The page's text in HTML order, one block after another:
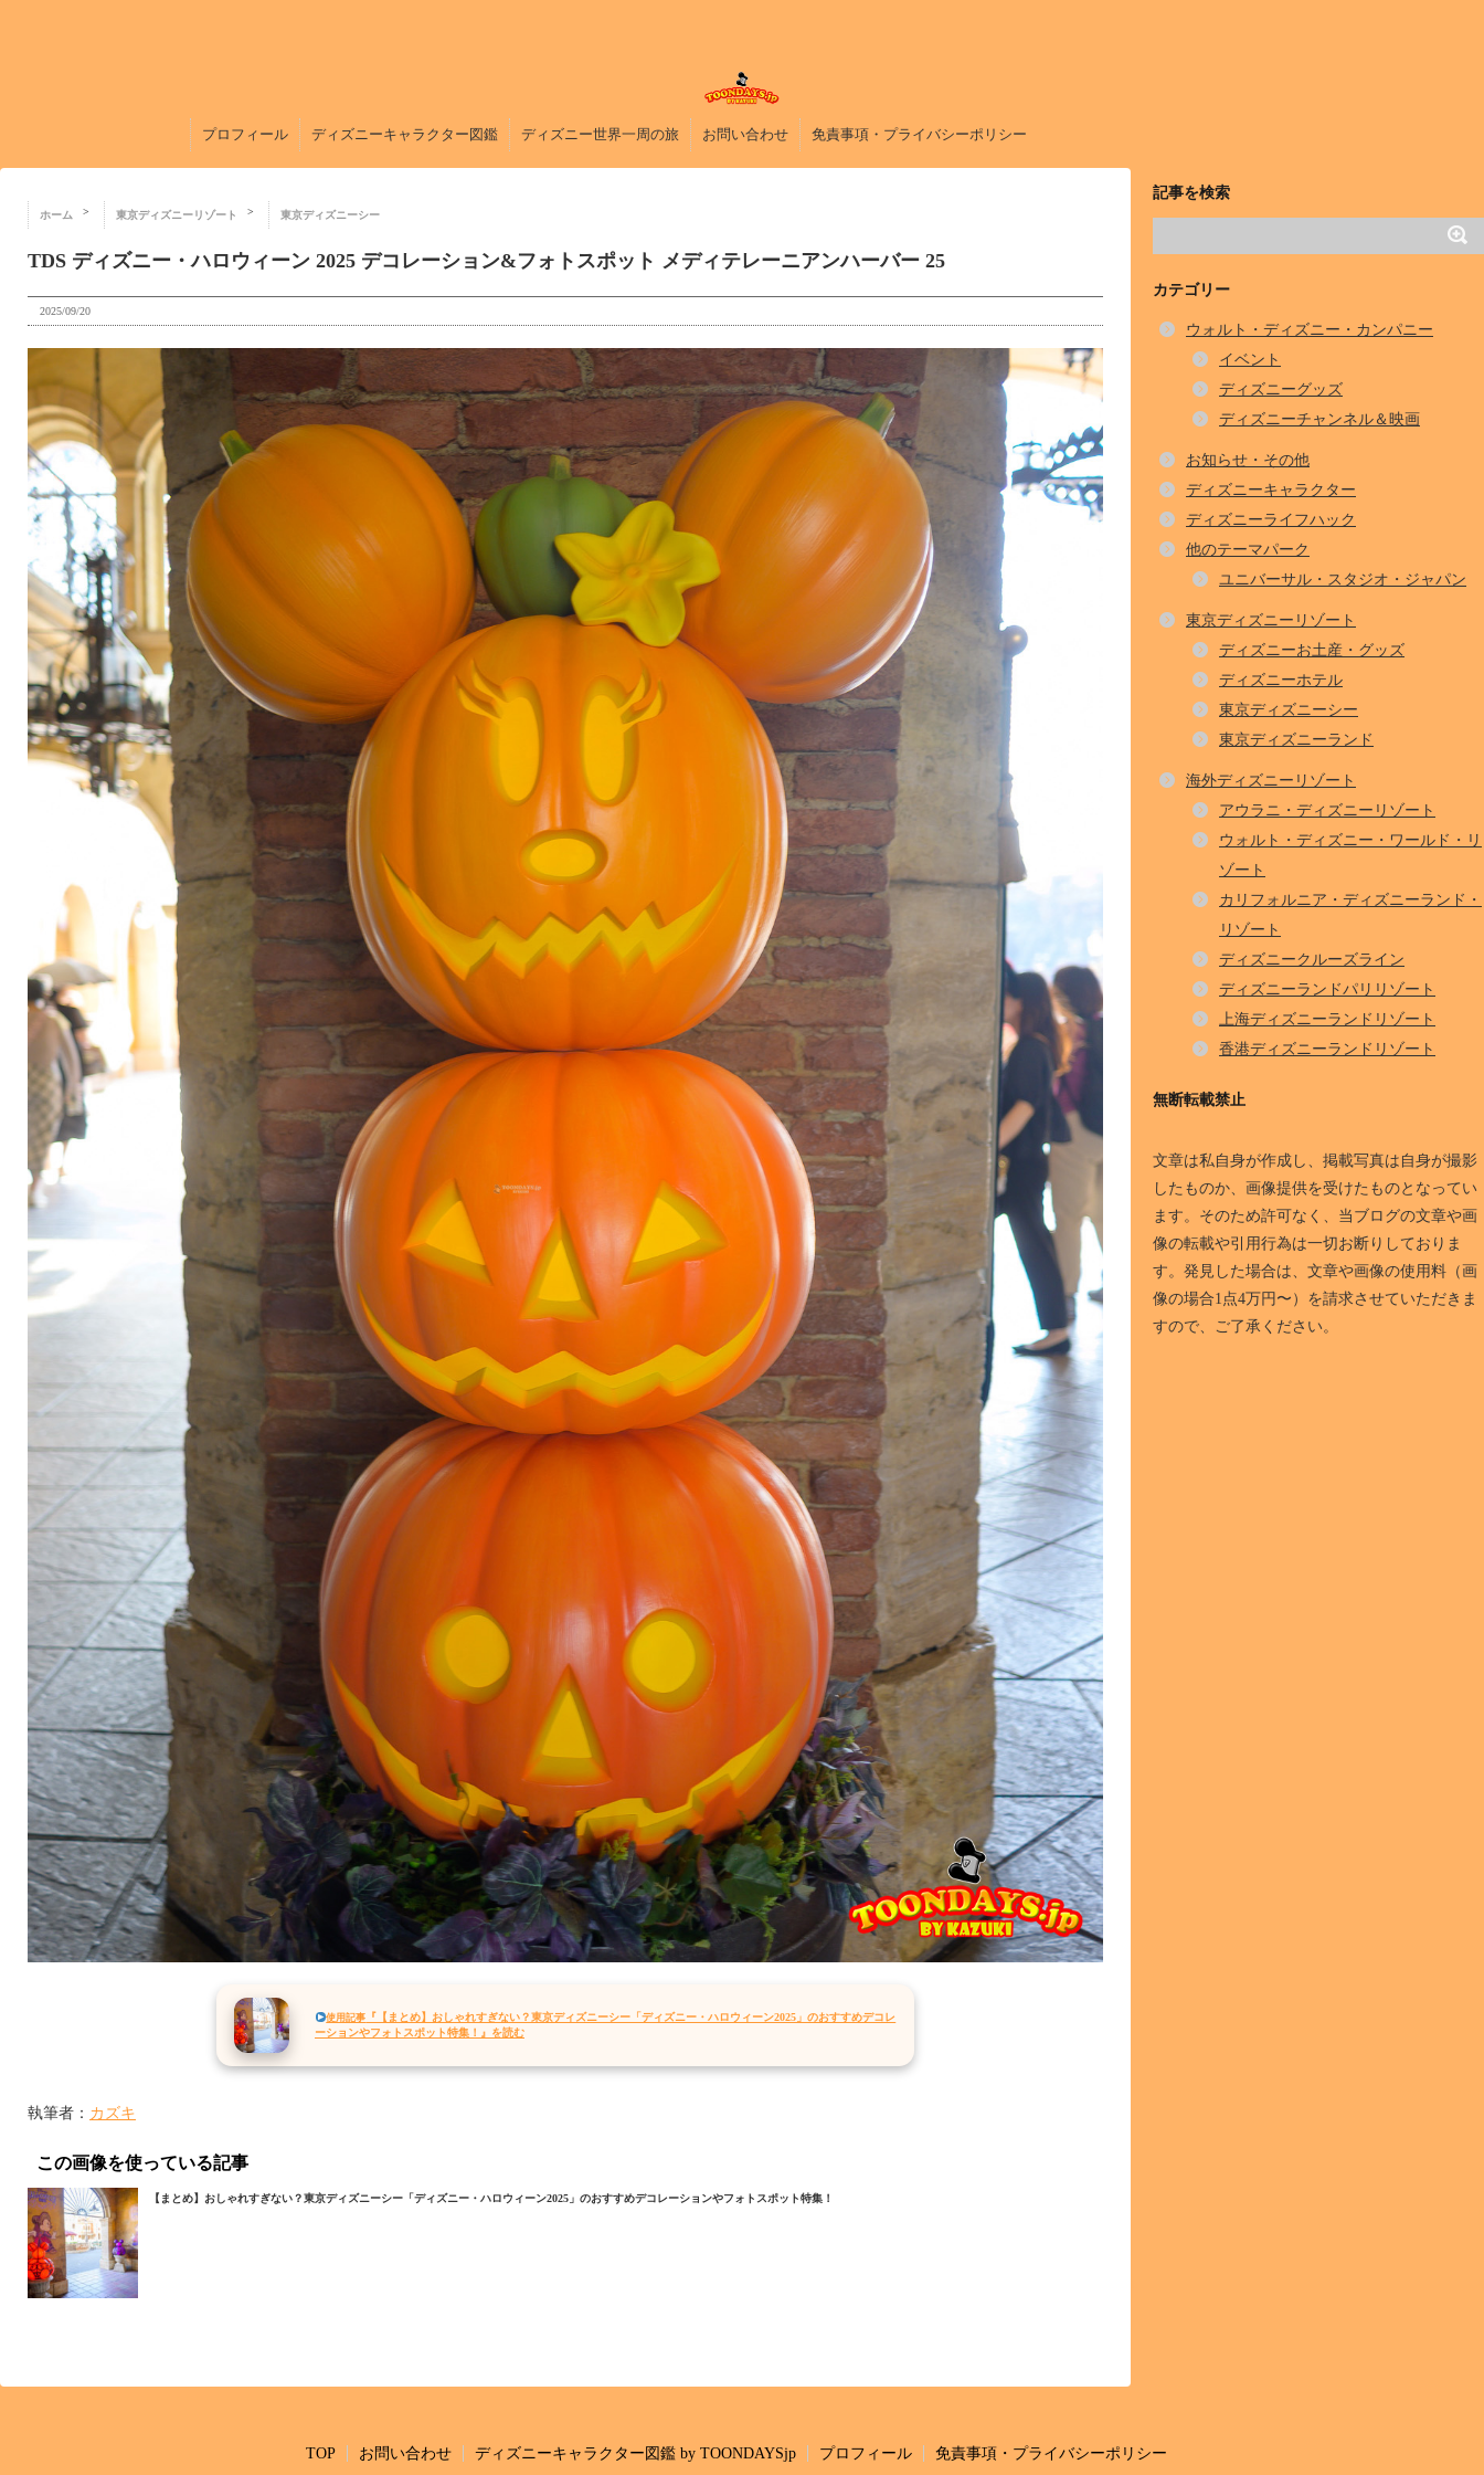
プロフィール ディズニーキャラクター図鑑 ディズニー世界一周の旅 お問い合わせ 免責事項・プライバシーポリシー
ホーム 東京ディズニーリゾート 東京ディズニーシー
TDS ディズニー・ハロウィーン 2025 デコレーション&フォトスポット メディテレーニアンハーバー 25
2025/09/20
使用記事 『【まとめ】おしゃれすぎない？東京ディズニーシー「ディズニー・ハロウィーン2025」のおすすめデコレ
ーションやフォトスポット特集！』を読む
執筆者： カズキ
この画像を使っている記事
【まとめ】おしゃれすぎない？東京ディズニーシー「ディズニー・ハロウィーン2025」のおすすめデコレーションやフォトスポット特集！
記事を検索
カテゴリー
ウォルト・ディズニー・カンパニー
イベント
ディズニーグッズ
ディズニーチャンネル＆映画
お知らせ・その他
ディズニーキャラクター
ディズニーライフハック
他のテーマパーク
ユニバーサル・スタジオ・ジャパン
東京ディズニーリゾート
ディズニーお土産・グッズ
ディズニーホテル
東京ディズニーシー
東京ディズニーランド
海外ディズニーリゾート
アウラニ・ディズニーリゾート
ウォルト・ディズニー・ワールド・リ
ゾート
カリフォルニア・ディズニーランド・
リゾート
ディズニークルーズライン
ディズニーランドパリリゾート
上海ディズニーランドリゾート
香港ディズニーランドリゾート
無断転載禁止
文章は私自身が作成し、掲載写真は自身が撮影
したものか、画像提供を受けたものとなってい
ます。そのため許可なく、当ブログの文章や画
像の転載や引用行為は一切お断りしておりま
す。発見した場合は、文章や画像の使用料（画
像の場合1点4万円〜）を請求させていただきま
すので、ご了承ください。
TOP お問い合わせ ディズニーキャラクター図鑑 by TOONDAYSjp プロフィール 免責事項・プライバシーポリシー